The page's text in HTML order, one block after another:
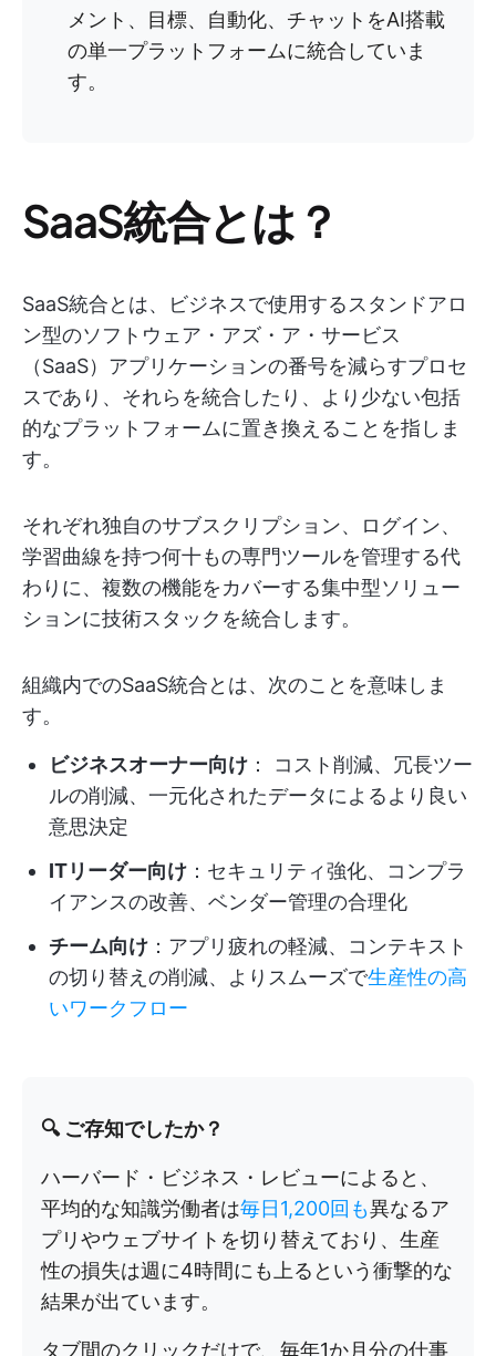
メント、目標、自動化、チャットをAI搭載
の単一プラットフォームに統合していま
す。
SaaS統合とは？
SaaS統合とは、ビジネスで使用するスタンドアロ
ン型のソフトウェア・アズ・ア・サービス
（SaaS）アプリケーションの番号を減らすプロセ
スであり、それらを統合したり、より少ない包括
的なプラットフォームに置き換えることを指しま
す。
それぞれ独自のサブスクリプション、ログイン、
学習曲線を持つ何十もの専門ツールを管理する代
わりに、複数の機能をカバーする集中型ソリュー
ションに技術スタックを統合します。
組織内でのSaaS統合とは、次のことを意味しま
す。
ビジネスオーナー向け ： コスト削減、冗長ツー
ルの削減、一元化されたデータによるより良い
意思決定
ITリーダー向け ：セキュリティ強化、コンプラ
イアンスの改善、ベンダー管理の合理化
チーム向け ：アプリ疲れの軽減、コンテキスト
の切り替えの削減、よりスムーズで生産性の高
いワークフロー
🔍 ご存知でしたか？
ハーバード・ビジネス・レビューによると、
平均的な知識労働者は毎日1,200回も異なるア
プリやウェブサイトを切り替えており、生産
性の損失は週に4時間にも上るという衝撃的な
結果が出ています。
タブ間のクリックだけで、毎年1か月分の仕事